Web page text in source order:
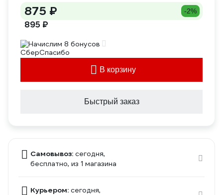
875 ₽ -2%
895 ₽
Начислим 8 бонусов
В корзину
Быстрый заказ
Самовывоз: сегодня,
бесплатно, из 1 магазина
Курьером: сегодня,